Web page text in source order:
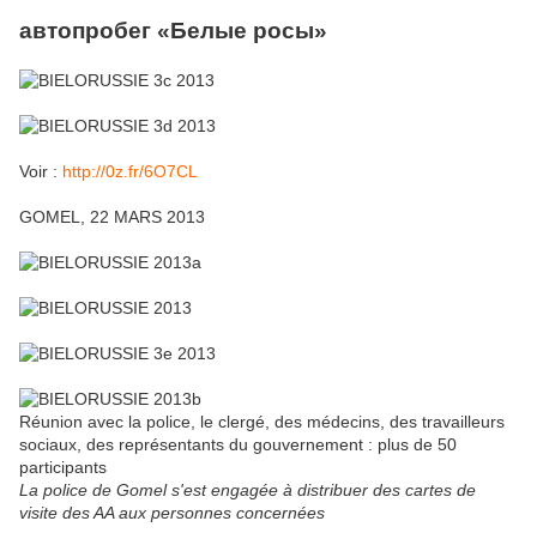
автопробег «Белые росы»
Voir : http://0z.fr/6O7CL
GOMEL, 22 MARS 2013
Réunion avec la police, le clergé, des médecins, des travailleurs
sociaux, des représentants du gouvernement : plus de 50
participants
La police de Gomel s'est engagée à distribuer des cartes de
visite des AA aux personnes concernées